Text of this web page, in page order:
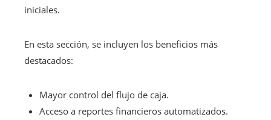
iniciales.
En esta sección, se incluyen los beneficios más
destacados:
Mayor control del flujo de caja.
Acceso a reportes financieros automatizados.